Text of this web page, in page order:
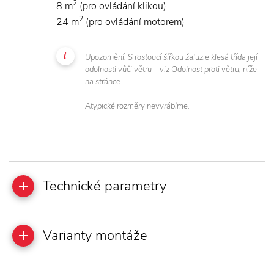
8 m2 (pro ovládání klikou)
24 m2 (pro ovládání motorem)
Upozornění: S rostoucí šířkou žaluzie klesá třída její
odolnosti vůči větru – viz Odolnost proti větru, níže
na stránce.
Atypické rozměry nevyrábíme.
Technické parametry
Varianty montáže